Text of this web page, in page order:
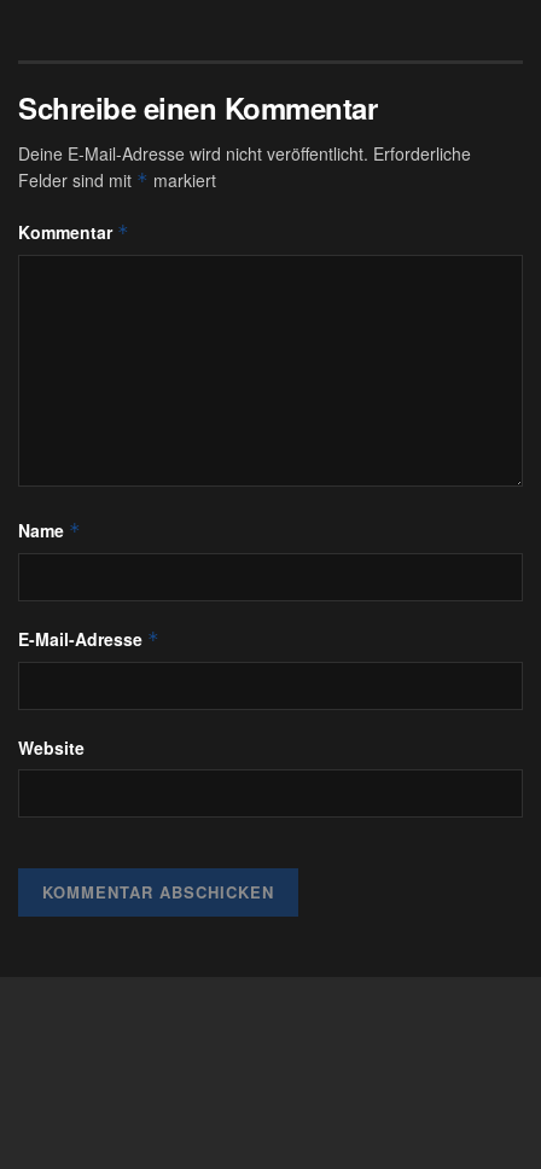
Schreibe einen Kommentar
Deine E-Mail-Adresse wird nicht veröffentlicht. Erforderliche
Felder sind mit * markiert
Kommentar *
Name *
E-Mail-Adresse *
Website